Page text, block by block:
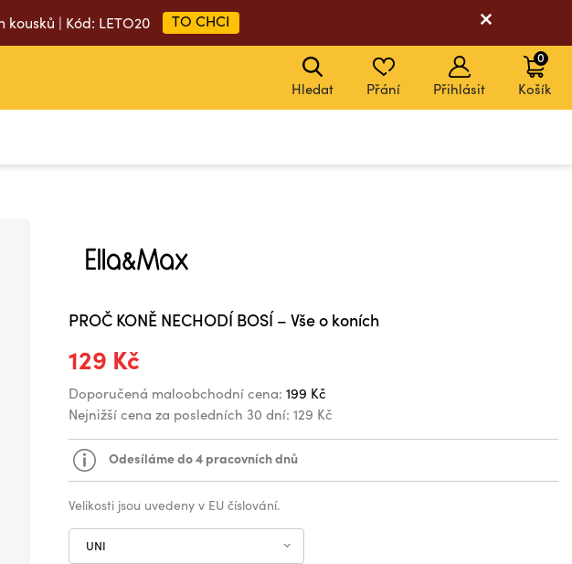
| Kód: LETO20 TO CHCI
Hledat Přání Přihlásit Košík
0
PROČ KONĚ NECHODÍ BOSÍ – Vše o koních
129 Kč
Doporučená maloobchodní cena: 199 Kč
Nejnižší cena za posledních 30 dní: 129 Kč
Odesíláme do 4 pracovních dnů
Velikosti jsou uvedeny v EU číslování.
UNI